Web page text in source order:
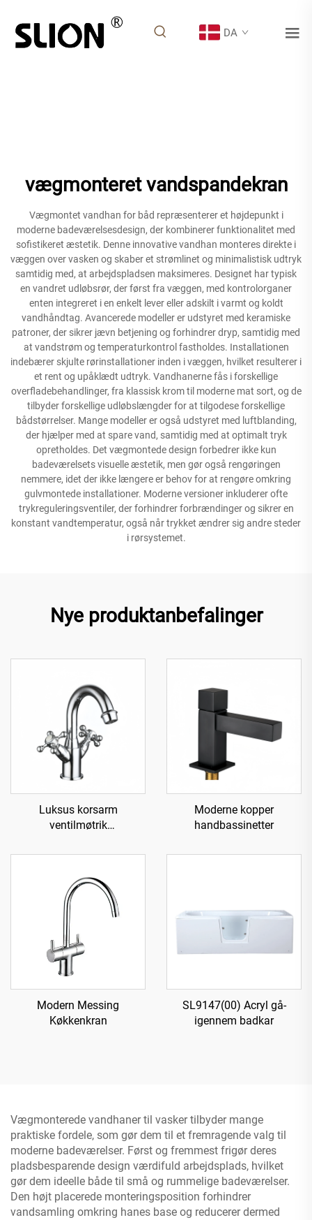
DA
vægmonteret vandspandekran
Vægmontet vandhan for båd repræsenterer et højdepunkt i
moderne badeværelsesdesign, der kombinerer funktionalitet med
sofistikeret æstetik. Denne innovative vandhan monteres direkte i
væggen over vasken og skaber et strømlinet og minimalistisk udtryk
samtidig med, at arbejdspladsen maksimeres. Designet har typisk
en vandret udløbsrør, der først fra væggen, med kontrolorganer
enten integreret i en enkelt lever eller adskilt i varmt og koldt
vandhåndtag. Avancerede modeller er udstyret med keramiske
patroner, der sikrer jævn betjening og forhindrer dryp, samtidig med
at vandstrøm og temperaturkontrol fastholdes. Installationen
indebærer skjulte rørinstallationer inden i væggen, hvilket resulterer i
et rent og upåklædt udtryk. Vandhanerne fås i forskellige
overfladebehandlinger, fra klassisk krom til moderne mat sort, og de
tilbyder forskellige udløbslængder for at tilgodese forskellige
bådstørrelser. Mange modeller er også udstyret med luftblanding,
der hjælper med at spare vand, samtidig med at optimalt tryk
opretholdes. Det vægmontede design forbedrer ikke kun
badeværelsets visuelle æstetik, men gør også rengøringen
nemmere, idet der ikke længere er behov for at rengøre omkring
gulvmontede installationer. Moderne versioner inkluderer ofte
trykreguleringsventiler, der forhindrer forbrændinger og sikrer en
konstant vandtemperatur, også når trykket ændrer sig andre steder
i rørsystemet.
Nye produktanbefalinger
Luksus korsarm
ventilmøtrik
Krom
Moderne kopper
handbassinetter
Modern Messing
Køkkenkran
SL9147(00) Acryl gå-
igennem badkar
Vægmonterede vandhaner til vasker tilbyder mange
praktiske fordele, som gør dem til et fremragende valg til
moderne badeværelser. Først og fremmest frigør deres
pladsbesparende design værdifuld arbejdsplads, hvilket
gør dem ideelle både til små og rummelige badeværelser.
Den højt placerede monteringsposition forhindrer
vandsamling omkring hanes base og reducerer dermed